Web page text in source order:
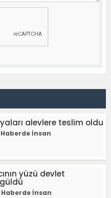
alevlere teslim oldu
Haberde İnsan
yüzü devlet
Haberde İnsan